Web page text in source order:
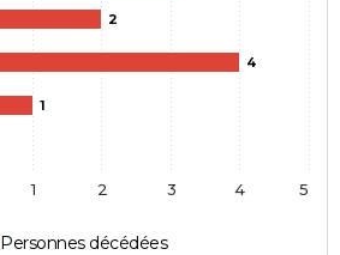
2
4
1
Personnes décédées
1 2 3 4 5